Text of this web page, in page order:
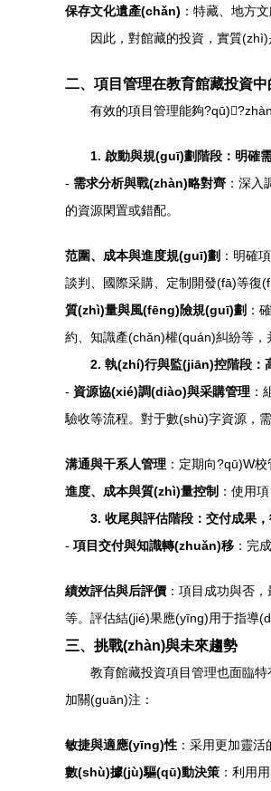
保存文化遺產(chǎn) ：特藏、地方
因此，對館藏的投資，實質
二、項目管理在教育館藏投資
有效的項目管理能夠
1. 啟動與規(guī)劃階段：明確
- 需求分析與戰(zhàn)略對齊 ：深
的資源閑置或錯配。
范圍、成本與進度規(guī)劃 ：明確
談判、國際采購、定制開發(fā)等復
質(zhì)量與風(fēng)險規(guī)劃 ：
約、知識產(chǎn)權(quán)糾紛等，
2. 執(zhí)行與監(jiān)控階段
- 資源協(xié)調(diào)與采購管理 ：
驗收等流程。對于數(shù)字資源，
溝通與干系人管理 ：定期向?qū)W
進度、成本與質(zhì)量控制 ：使用
3. 收尾與評估階段：交付成果
- 項目交付與知識轉(zhuǎn)移 ：完
績效評估與后評價 ：項目成功與否
等。評估結(jié)果應(yīng)用于指導
三、挑戰(zhàn)與未來趨勢
教育館藏投資項目管理也面臨
加關(guān)注：
敏捷與適應(yīng)性 ：采用更加靈
數(shù)據(jù)驅(qū)動決策 ：利用